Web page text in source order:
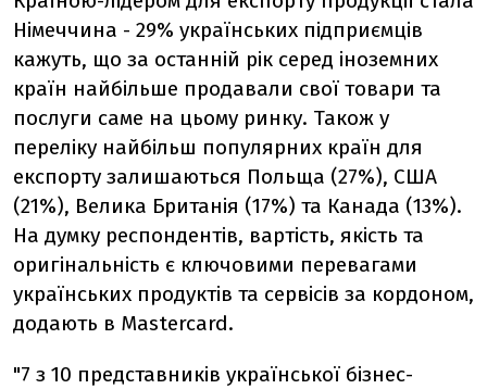
Німеччина - 29% українських підприємців
кажуть, що за останній рік серед іноземних
країн найбільше продавали свої товари та
послуги саме на цьому ринку. Також у
переліку найбільш популярних країн для
експорту залишаються Польща (27%), США
(21%), Велика Британія (17%) та Канада (13%).
На думку респондентів, вартість, якість та
оригінальність є ключовими перевагами
українських продуктів та сервісів за кордоном,
додають в Mastercard.
"7 з 10 представників української бізнес-